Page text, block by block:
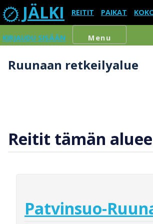
JÄLKI REITIT PAIKAT
KIRJAUDU SISÄÄN Menu
Ruunaan retkeilyalue
Reitit tämän
Patvinsuo-